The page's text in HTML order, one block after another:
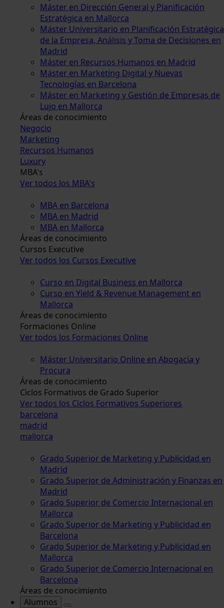
Máster en Dirección General y Planificación
Estratégica en Mallorca
Máster Universitario en Planificación Estratégica
de la Empresa, Análisis y Toma de Decisiones en
Madrid
Máster en Recursos Humanos en Madrid
Máster en Marketing Digital y Nuevas
Tecnologías en Barcelona
Máster en Marketing y Gestión de Empresas de
Lujo en Mallorca
Áreas de conocimiento
Negocio
Marketing
Recursos Humanos
Luxury
MBA's
Ver todos los MBA's
MBA en Barcelona
MBA en Madrid
MBA en Mallorca
Áreas de conocimiento
Cursos Executive
Ver todos los Cursos Executive
Curso en Digital Business en Mallorca
Curso en Yield & Revenue Management en
Mallorca
Áreas de conocimiento
Formaciones Online
Ver todos los Formaciones Online
Máster Universitario Online en Abogacía y
Procura
Áreas de conocimiento
Ciclos Formativos de Grado Superior
Ver todos los Ciclos Formativos Superiores
barcelona
madrid
mallorca
Grado Superior de Marketing y Publicidad en
Madrid
Grado Superior de Administración y Finanzas en
Madrid
Grado Superior de Comercio Internacional en
Mallorca
Grado Superior de Marketing y Publicidad en
Barcelona
Grado Superior de Marketing y Publicidad en
Mallorca
Grado Superior de Comercio Internacional en
Barcelona
Áreas de conocimiento
Alumnos